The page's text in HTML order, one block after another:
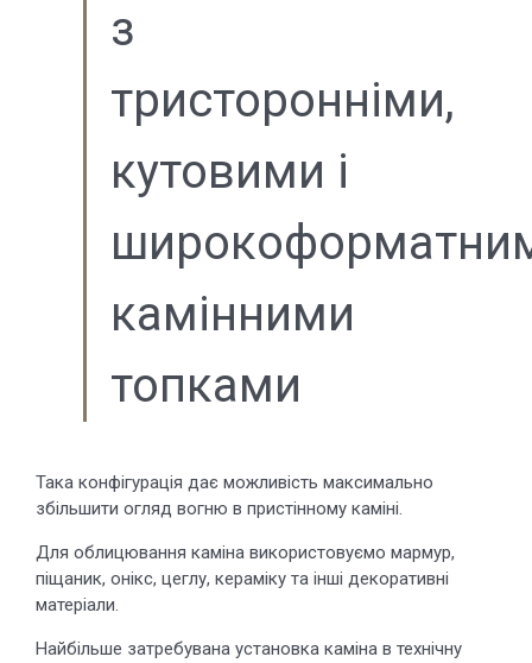
з
тристоронніми,
кутовими і
камінними
топками
Така конфігурація дає можливість максимально
збільшити огляд вогню в пристінному каміні.
Для облицювання каміна використовуємо мармур,
піщаник, онікс, цеглу, кераміку та інші декоративні
матеріали.
Найбільше затребувана установка каміна в технічну